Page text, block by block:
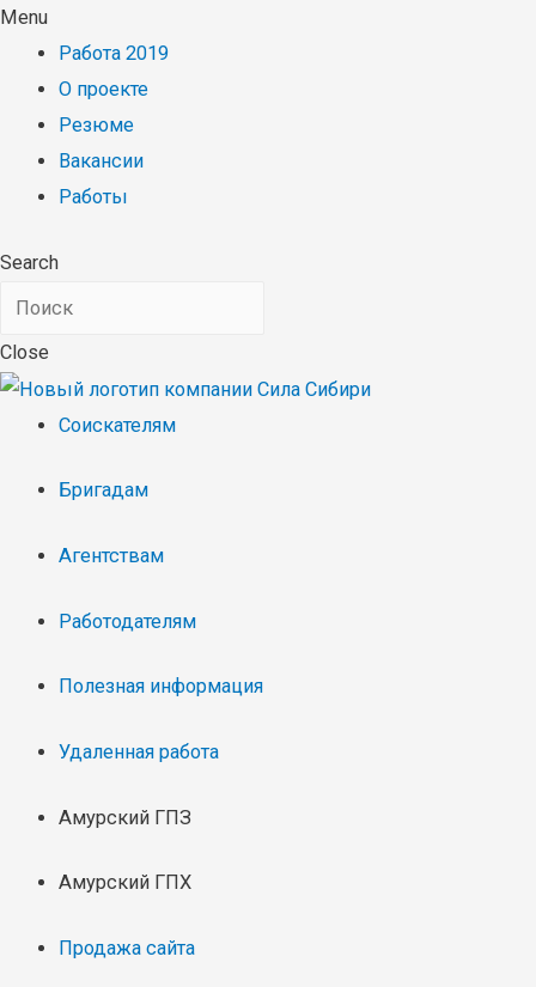
Menu
Работа 2019
О проекте
Резюме
Вакансии
Работы
Search
Close
Соискателям
Бригадам
Агентствам
Работодателям
Полезная информация
Удаленная работа
Амурский ГПЗ
Амурский ГПХ
Продажа сайта